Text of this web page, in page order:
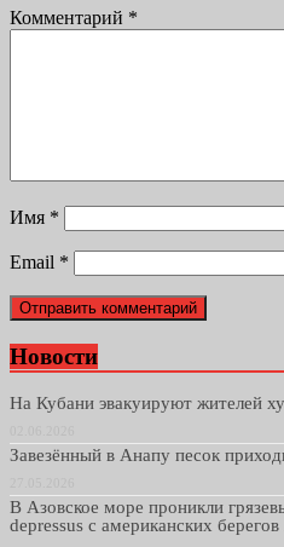
Комментарий *
Имя *
Email *
Новости
На Кубани эвакуируют жителей
Завезённый в Анапу песок
В Азовское море проникли
depressus с американских